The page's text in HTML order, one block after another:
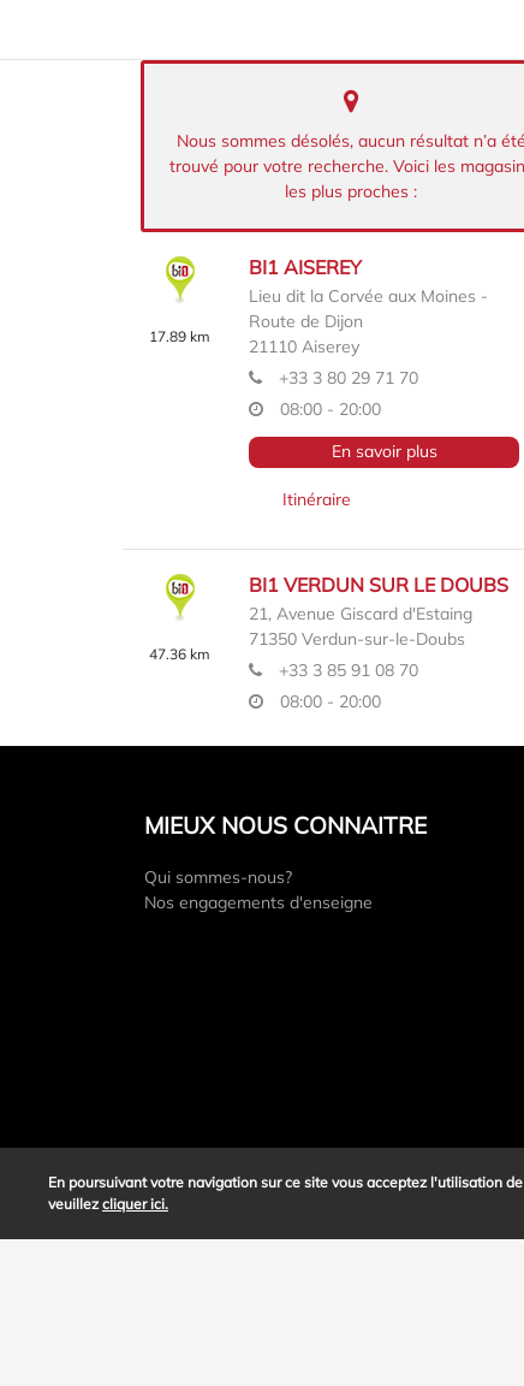
Nous sommes désolés, aucun résultat n’a été
trouvé pour votre recherche. Voici les
les plus proches :
17.89 km
BI1 AISEREY
Lieu dit la Corvée aux Moines -
Route de Dijon
21110 Aiserey
+33 3 80 29 71 70
08:00 - 20:00
En savoir plus
Itinéraire
47.36 km
BI1 VERDUN SUR LE DOUBS
21, Avenue Giscard d'Estaing
71350 Verdun-sur-le-Doubs
+33 3 85 91 08 70
08:00 - 20:00
En savoir plus
BI1 SALINS-LES-BAINS
Avenue Aristide Briand
MIEUX NOUS CONNAITRE
Qui sommes-nous?
Nos engagements d'enseigne
En poursuivant votre navigation sur ce site vous acceptez l'utilisation
veuillezcliquer ici.